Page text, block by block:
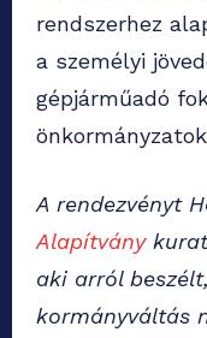
rendszerhez
a személyi
gépjárműadó
A rendezvényt
Alapítvány
aki arról
kormányváltás